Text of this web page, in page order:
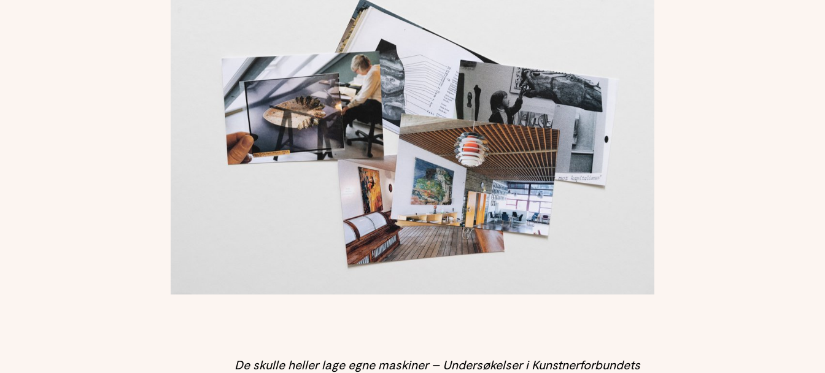
De skulle heller lage egne maskiner – Undersøkelser i Kunstnerforbundets